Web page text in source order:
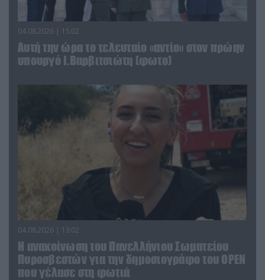
04.08.2026 | 15:02
Αυτή την ώρα το τελευταίο «αντίο» στον πρώην
υπουργό Ι.Βαρβιτσιώτη (φωτο)
04.08.2026 | 13:02
Η ανακοίνωση του Πανελλήνιου Σωματείου
Πυροσβεστών για την δημοσιογράφο του OPEN
που γέλασε στη φωτιά